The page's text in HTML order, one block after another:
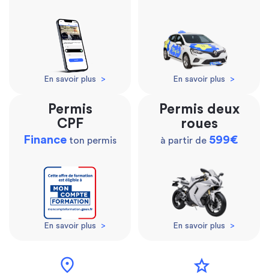
En savoir plus > En savoir plus >
Permis
CPF
Finance ton permis
En savoir plus >
Permis deux
roues
à partir de 599€
En savoir plus >
location_on star